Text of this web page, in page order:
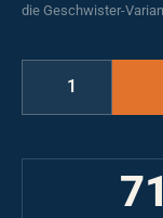
die Geschwister-